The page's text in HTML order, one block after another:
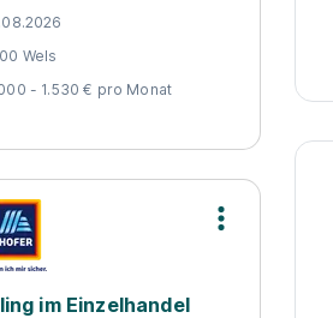
Wels
- 1.530 € pro Monat
im Einzelhandel